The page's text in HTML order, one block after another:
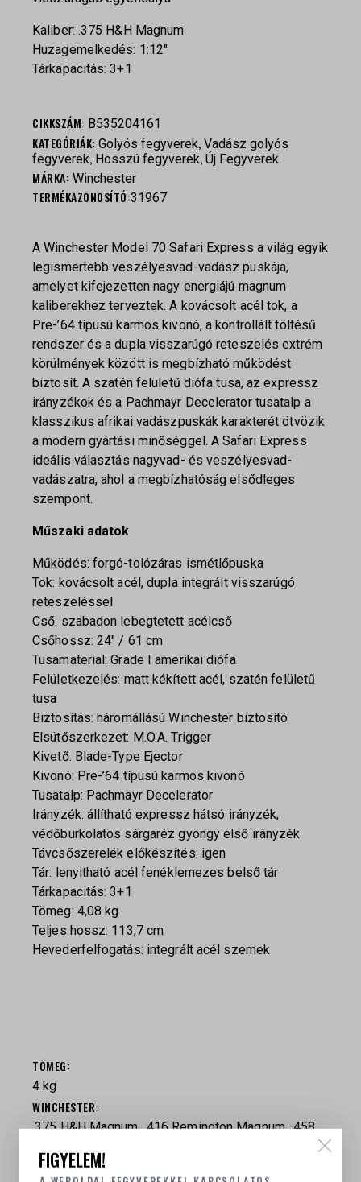
Kaliber: .375 H&H Magnum
Huzagemelkedés: 1:12″
Tárkapacitás: 3+1
CIKKSZÁM: B535204161
KATEGÓRIÁK: Golyós fegyverek, Vadász golyós
fegyverek, Hosszú fegyverek, Új Fegyverek
MÁRKA: Winchester
TERMÉKAZONOSÍTÓ:31967
A Winchester Model 70 Safari Express a világ egyik
legismertebb veszélyesvad-vadász puskája,
amelyet kifejezetten nagy energiájú magnum
kaliberekhez terveztek. A kovácsolt acél tok, a
Pre-’64 típusú karmos kivonó, a kontrollált töltésű
rendszer és a dupla visszarúgó reteszelés extrém
körülmények között is megbízható működést
biztosít. A szatén felületű diófa tusa, az expressz
irányzékok és a Pachmayr Decelerator tusatalp a
klasszikus afrikai vadászpuskák karakterét ötvözik
a modern gyártási minőséggel. A Safari Express
ideális választás nagyvad- és veszélyesvad-
vadászatra, ahol a megbízhatóság elsődleges
szempont.
Műszaki adatok
Működés: forgó-tolózáras ismétlőpuska
Tok: kovácsolt acél, dupla integrált visszarúgó
reteszeléssel
Cső: szabadon lebegtetett acélcső
Csőhossz: 24″ / 61 cm
Tusamaterial: Grade I amerikai diófa
Felületkezelés: matt kékített acél, szatén felületű
tusa
Biztosítás: háromállású Winchester biztosító
Elsütőszerkezet: M.O.A. Trigger
Kivető: Blade-Type Ejector
Kivonó: Pre-’64 típusú karmos kivonó
Tusatalp: Pachmayr Decelerator
Irányzék: állítható expressz hátsó irányzék,
védőburkolatos sárgaréz gyöngy első irányzék
Távcsőszerelék előkészítés: igen
Tár: lenyitható acél fenéklemezes belső tár
Tárkapacitás: 3+1
Tömeg: 4,08 kg
Teljes hossz: 113,7 cm
Hevederfelfogatás: integrált acél szemek
TÖMEG
4 kg
WINCHESTER
.375 H&H Magnum, .416 Remington Magnum, .458
FIGYELEM!